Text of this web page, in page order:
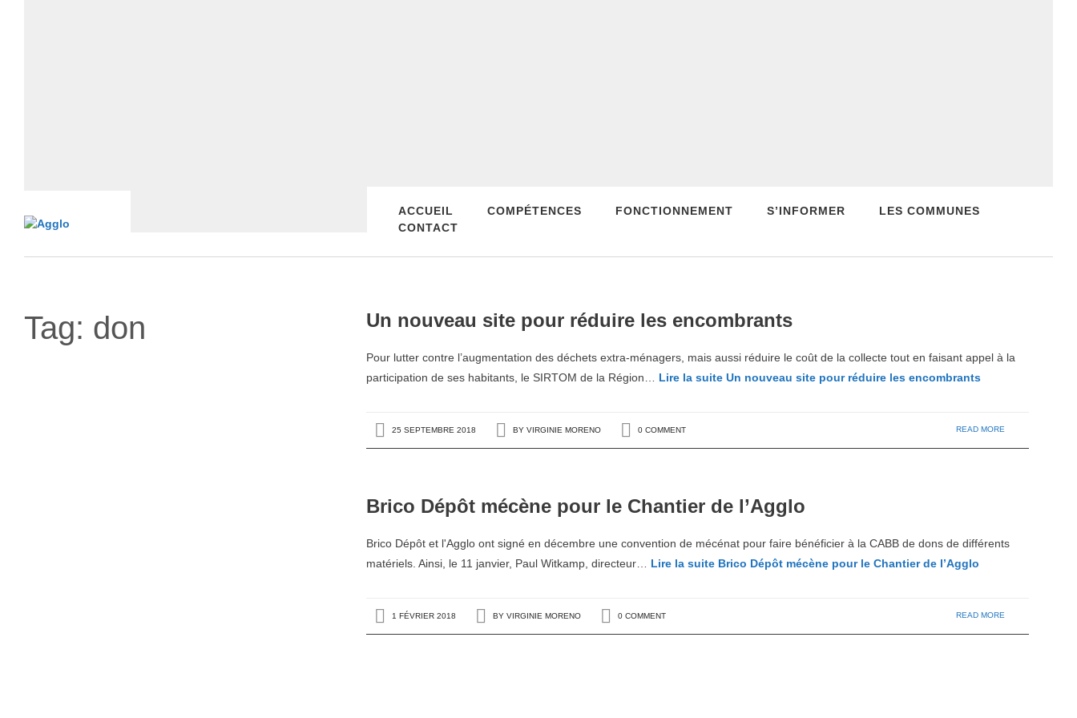
ACCUEIL COMPÉTENCES FONCTIONNEMENT S’INFORMER
LES COMMUNES
CONTACT
Tag: don Un nouveau site pour réduire les encombrants
Pour lutter contre l’augmentation des déchets extra-ménagers, mais aussi réduire le coût de la collecte tout en faisant appel à la
participation de ses habitants, le SIRTOM de la Région… Lire la suite Un nouveau site pour réduire les encombrants
25 SEPTEMBRE 2018 BYVIRGINIE MORENO 0 COMMENT READ MORE
Brico Dépôt mécène pour le Chantier de l’Agglo
Brico Dépôt et l'Agglo ont signé en décembre une convention de mécénat pour faire bénéficier à la CABB de dons de différents
matériels. Ainsi, le 11 janvier, Paul Witkamp, directeur… Lire la suite Brico Dépôt mécène pour le Chantier de l’Agglo
1 FÉVRIER 2018 BYVIRGINIE MORENO 0 COMMENT READ MORE